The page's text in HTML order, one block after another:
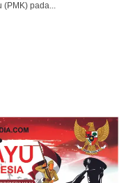
(PMK) pada...